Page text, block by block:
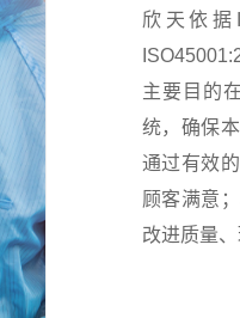
欣天依据
主要目的
统，确保
通过有效
顾客满意
改进质量